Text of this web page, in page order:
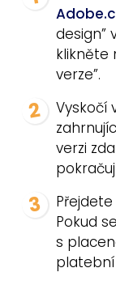
design”
klikněte
verze”.
Vyskočí
verzi
Pokud
s